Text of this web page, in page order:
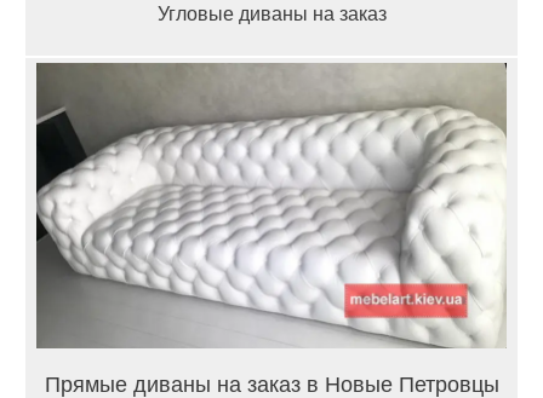
Угловые диваны на заказ
Прямые диваны на заказ в Новые Петровцы